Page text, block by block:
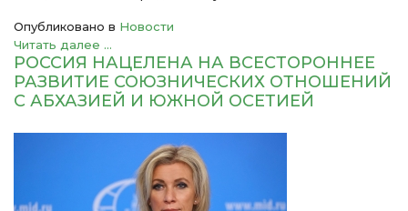
Опубликовано в Новости
Читать далее ...
РОССИЯ НАЦЕЛЕНА НА ВСЕСТОРОННЕЕ
РАЗВИТИЕ СОЮЗНИЧЕСКИХ ОТНОШЕНИЙ
С АБХАЗИЕЙ И ЮЖНОЙ ОСЕТИЕЙ